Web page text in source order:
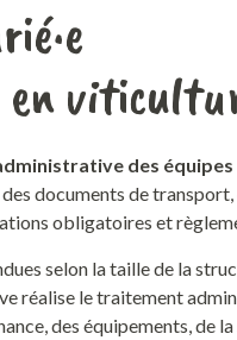
des équipes
documents de transport,
obligatoires et
selon la taille de la
réalise le traitement
des équipements, de